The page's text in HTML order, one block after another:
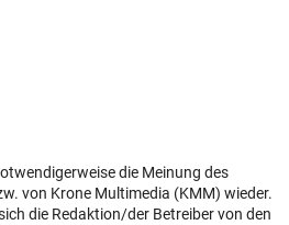
die Meinung des
von Krone Multimedia (KMM) wieder.
die Redaktion/der Betreiber von den